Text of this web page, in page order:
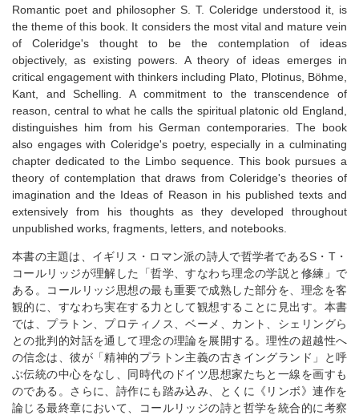
Romantic poet and philosopher S. T. Coleridge understood it, is
the theme of this book. It considers the most vital and mature vein
of Coleridge's thought to be the contemplation of ideas
objectively, as existing powers. A theory of ideas emerges in
critical engagement with thinkers including Plato, Plotinus, Böhme,
Kant, and Schelling. A commitment to the transcendence of
reason, central to what he calls the spiritual platonic old England,
distinguishes him from his German contemporaries. The book
also engages with Coleridge's poetry, especially in a culminating
chapter dedicated to the Limbo sequence. This book pursues a
theory of contemplation that draws from Coleridge's theories of
imagination and the Ideas of Reason in his published texts and
extensively from his thoughts as they developed throughout
unpublished works, fragments, letters, and notebooks.
本書の主題は、イギリス・ロマン派の詩人で哲学者であるS・T・
コールリッジが理解した「哲学、すなわち理念の学説と修練」で
ある。コールリッジ思想の最も重要で成熟した部分を、理念を客
観的に、すなわち実在する力として観想することに見出す。本書
では、プラトン、プロティノス、ベーメ、カント、シェリングら
との批判的対話を通して理念の理論を展開する。理性の超越性へ
の信念は、彼が「精神的プラトン主義の古きイングランド」と呼
ぶ伝統の中心をなし、同時代のドイツ思想家たちと一線を画すも
のである。さらに、詩作にも踏み込み、とくに《リンボ》連作を
論じる最終章において、コールリッジの詩と哲学を統合的に考察